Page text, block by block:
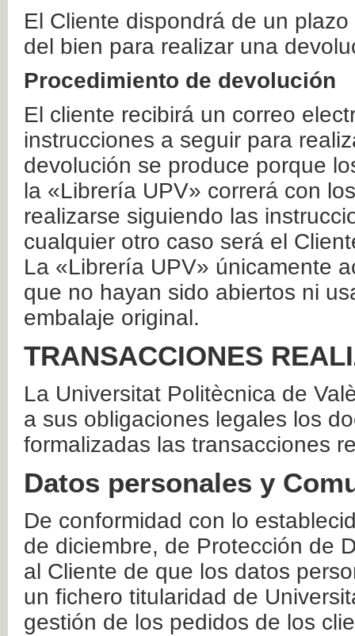
El Cliente dispondrá de un
del bien para realizar una
Procedimiento de devolución
El cliente recibirá un correo
instrucciones a seguir para
devolución se produce porque
la «Librería UPV» correrá con
realizarse siguiendo las
cualquier otro caso será el
La «Librería UPV» únicamente
que no hayan sido abiertos ni
embalaje original.
TRANSACCIONES
La Universitat Politècnica de
a sus obligaciones legales los
formalizadas las transacciones
Datos personales y
De conformidad con lo
de diciembre, de Protección de
al Cliente de que los datos
un fichero titularidad de
gestión de los pedidos de los